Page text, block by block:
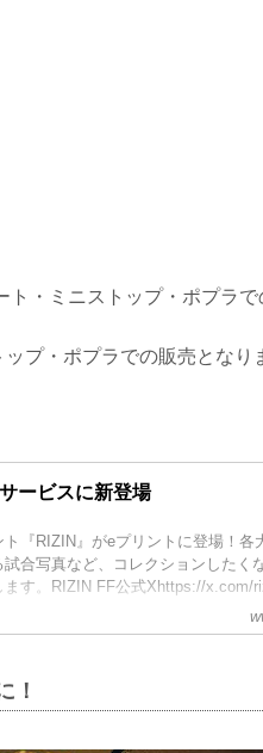
・ミニストップ・ポプラで
プ・ポプラでの販売となり
ービスに新登場
『RIZIN』がeプリントに登場！各
試合写真など、コレクションしたく
ます。RIZIN FF公式Xhttps://x.com/
！